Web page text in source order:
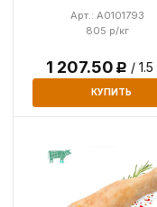
805 р/кг
Арт.: A0101793
1 207.50Р / 1.5
КУПИТЬ